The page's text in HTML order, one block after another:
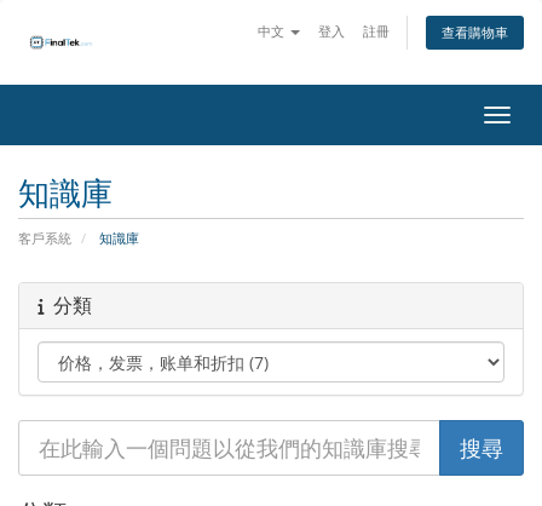
中文 登入 註冊 查看購物車
切換
知識庫
客戶系統 知識庫
分類